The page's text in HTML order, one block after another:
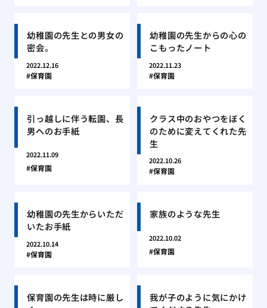
幼稚園の先生との男女の
密会。
2022.12.16
保育園
幼稚園の先生からの心の
こもったノート
2022.11.23
保育園
引っ越しに伴う転園、長
男へのお手紙
2022.11.09
保育園
クラス中のおやつをぼく
のために変えてくれた先
生
2022.10.26
保育園
幼稚園の先生からいただ
いたお手紙
2022.10.14
保育園
家族のような先生
2022.10.02
保育園
保育園の先生は時に厳し
我が子のように気にかけ